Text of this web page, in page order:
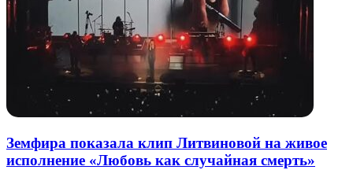
Земфира показала клип Литвиновой на живое
исполнение «Любовь как случайная смерть»